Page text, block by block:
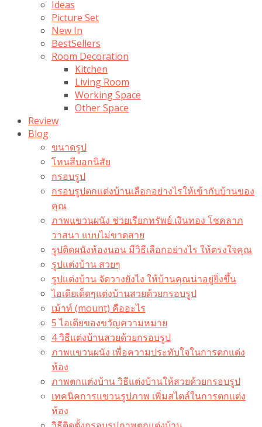
Ideas
Picture Set
New In
BestSellers
Room Decoration
Kitchen
Living Room
Working Space
Other Space
Review
Blog
ขนาดรูป
โทนสีบอกนิสัย
กรอบรูป
กรอบรูปตกแต่งบ้านเลือกอย่างไรให้เข้ากับบ้านของ
คุณ
ภาพแขวนผนัง ช่วยเรียกทรัพย์ เงินทอง โชคลาภ
วาสนา แบบไม่ขาดสาย
รูปติดผนังห้องนอน มีวิธีเลือกอย่างไร ให้ตรงใจคุณ
รูปแต่งบ้าน สวยๆ
รูปแต่งบ้าน จัดวางยังไง ให้บ้านคุณน่าอยู่ยิ่งขึ้น
ไอเดียเด็ดๆแต่งบ้านสวยด้วยกรอบรูป
เม้าท์ (mount) คืออะไร​
5 ไอเดียของขวัญความหมาย
4 วิธีแต่งบ้านสวยด้วยกรอบรูป
ภาพแขวนผนัง เพื่อความประทับใจในการตกแต่ง
ห้อง
ภาพตกแต่งบ้าน วิธีแต่งบ้านให้สวยด้วยกรอบรูป
เทคนิคการแขวนรูปภาพ เพิ่มสไตล์ในการตกแต่ง
ห้อง